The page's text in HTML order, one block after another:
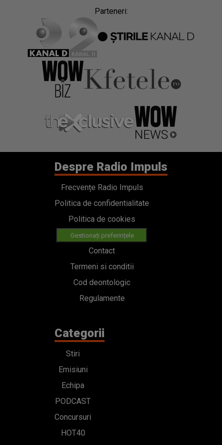
Parteneri:
Despre Radio Impuls
Frecvențe Radio Impuls
Politica de confidentialitate
Politica de cookies
Gestionați preferințele
Contact
Termeni si conditii
Cod deontologic
Regulamente
Categorii
Stiri
Emisiuni
Echipa
PODCAST
Concursuri
HOT40